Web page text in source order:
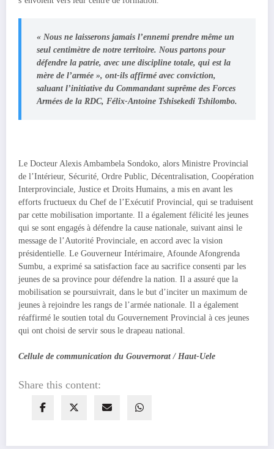
« Nous ne laisserons jamais l’ennemi prendre même un
seul centimètre de notre territoire. Nous partons pour
défendre la patrie, avec une discipline totale, qui est la
mère de l’armée », ont-ils affirmé avec conviction,
saluant l’initiative du Commandant suprême des Forces
Armées de la RDC, Félix-Antoine Tshisekedi Tshilombo.
Le Docteur Alexis Ambambela Sondoko, alors Ministre Provincial
de l’Intérieur, Sécurité, Ordre Public, Décentralisation, Coopération
Interprovinciale, Justice et Droits Humains, a mis en avant les
efforts fructueux du Chef de l’Exécutif Provincial, qui se traduisent
par cette mobilisation importante. Il a également félicité les jeunes
qui se sont engagés à défendre la cause nationale, suivant ainsi le
message de l’Autorité Provinciale, en accord avec la vision
présidentielle. Le Gouverneur Intérimaire, Afounde Afongrenda
Sumbu, a exprimé sa satisfaction face au sacrifice consenti par les
jeunes de sa province pour défendre la nation. Il a assuré que la
mobilisation se poursuivrait, dans le but d’inciter un maximum de
jeunes à rejoindre les rangs de l’armée nationale. Il a également
réaffirmé le soutien total du Gouvernement Provincial à ces jeunes
qui ont choisi de servir sous le drapeau national.
Cellule de communication du Gouvernorat / Haut-Uele
Share this content: